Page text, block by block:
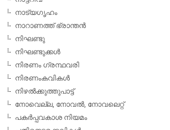
നാട്യഗൃഹം
നാറാണത്ത് ഭ്രാന്തന്‍
നിഘണ്ടു
നിഘണ്ടുക്കള്‍
നിരണം ഗ്രന്ഥവരി
നിരണംകവികള്‍
നിഴല്‍ക്കുത്തുപാട്ട്
നോവെല്ല, നോവല്‍, നോവലെറ്റ്
പകര്‍പ്പവകാശ നിയമം